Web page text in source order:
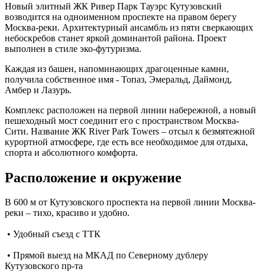
Новый элитный ЖК Ривер Парк Тауэрс Кутузовский
возводится на одноименном проспекте на правом берегу
Москва-реки. Архитектурный ансамбль из пяти сверкающих
небоскребов станет яркой доминантой района. Проект
выполнен в стиле эко-футуризма.
Каждая из башен, напоминающих драгоценные камни,
получила собственное имя - Топаз, Эмеральд, Даймонд,
Амбер и Лазурь.
Комплекс расположен на первой линии набережной, а новый
пешеходный мост соединит его с пространством Москва-
Сити. Название ЖК River Park Towers – отсыл к безмятежной
курортной атмосфере, где есть все необходимое для отдыха,
спорта и абсолютного комфорта.
Расположение и окружение
В 600 м от Кутузовского проспекта на первой линии Москва-
реки – тихо, красиво и удобно.
• Удобный съезд с ТТК
• Прямой выезд на МКАД по Северному дублеру
Кутузовского пр-та